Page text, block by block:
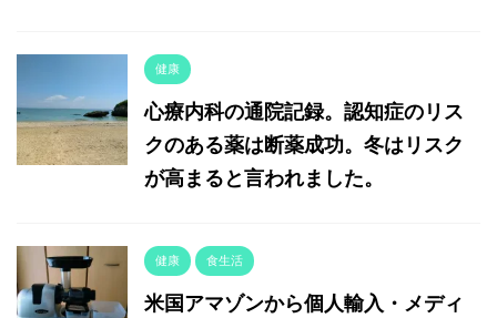
健康
心療内科の通院記録。認知症のリス
クのある薬は断薬成功。冬はリスク
が高まると言われました。
健康 食生活
米国アマゾンから個人輸入・メディ